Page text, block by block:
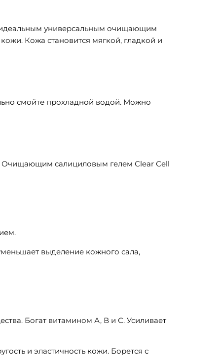
идеальным универсальным очищающим
Кожа становится мягкой, гладкой и
смойте прохладной водой. Можно
Очищающим салициловым гелем Сlear Сell
выделение кожного сала,
Богат витамином А, В и С. Усиливает
и эластичность кожи. Борется с